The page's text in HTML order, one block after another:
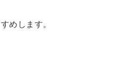
めします。